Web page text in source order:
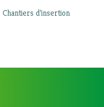
d’insertion